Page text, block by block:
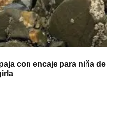
con encaje para niña de